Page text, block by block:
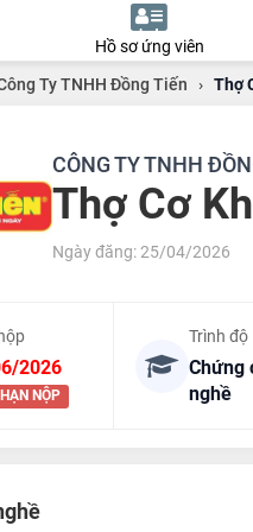
Hồ sơ ứng viên
Ty TNHH Đồng Tiến › Thợ
CÔNG TY TNHH
Thợ Cơ
Ngày đăng: 25/04/2026
2026
NỘP
Trình độ
Chứng
nghề